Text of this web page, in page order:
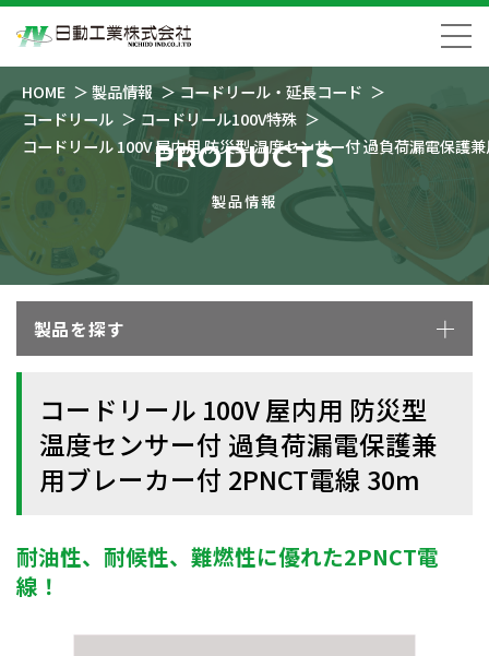
HOME 製品情報
コードリール・延長コード
コードリール
コードリール100V特殊
コードリール 100V 屋内用 防災型 温度センサー付 過負荷漏電保護
PRODUCTS
製品情報
製品を探す
コードリール 100V 屋内用 防災型
温度センサー付 過負荷漏電保護兼
用ブレーカー付 2PNCT電線 30m
耐油性、耐候性、難燃性に優れた2PNCT電
線！